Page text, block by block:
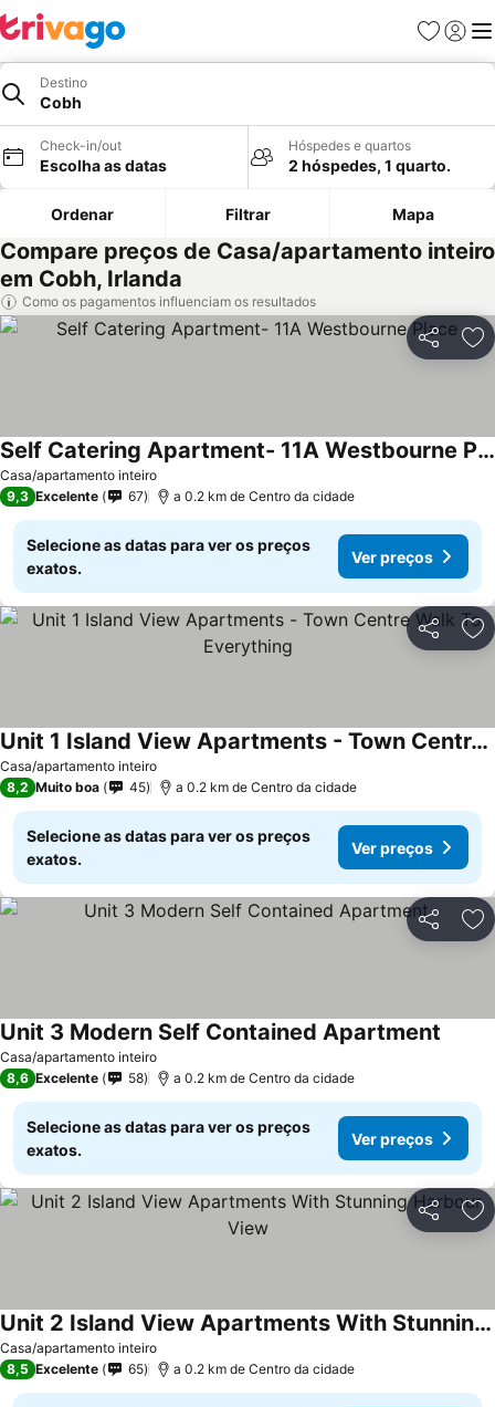
Favoritos
Iniciar
Destino
Cobh
Check-in/out
Escolha as datas
Hóspedes e quartos
2 hóspedes, 1 quarto.
Ordenar Filtrar Mapa
Compare preços de Casa/apartamento inteiro
em Cobh, Irlanda
Como os pagamentos influenciam os resultados
Partilhar
Casa/apartamento inteiro
Self Catering Apartment- 11A Westbourne Place
9,3 Excelente 67 a 0.2 km de Centro da cidade
Selecione as datas para ver os preços
exatos.
Ver preços
Partilhar
Casa/apartamento inteiro
Unit 1 Island View Apartments - Town Centre Walk To Everything
8,2 Muito boa 45 a 0.2 km de Centro da cidade
Selecione as datas para ver os preços
exatos.
Ver preços
Partilhar
Casa/apartamento inteiro
Unit 3 Modern Self Contained Apartment
8,6 Excelente 58 a 0.2 km de Centro da cidade
Selecione as datas para ver os preços
exatos.
Ver preços
Partilhar
Casa/apartamento inteiro
Unit 2 Island View Apartments With Stunning Harbour View
8,5 Excelente 65 a 0.2 km de Centro da cidade